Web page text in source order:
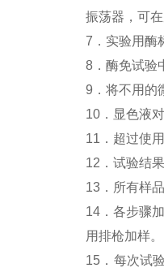
振荡器，可
7．实验用酶
8．酶免试验
9．将不用的
10．显色液
11．超过使
12．试验结
13．所有样
14．各步骤
用排枪加样。
15．每次试